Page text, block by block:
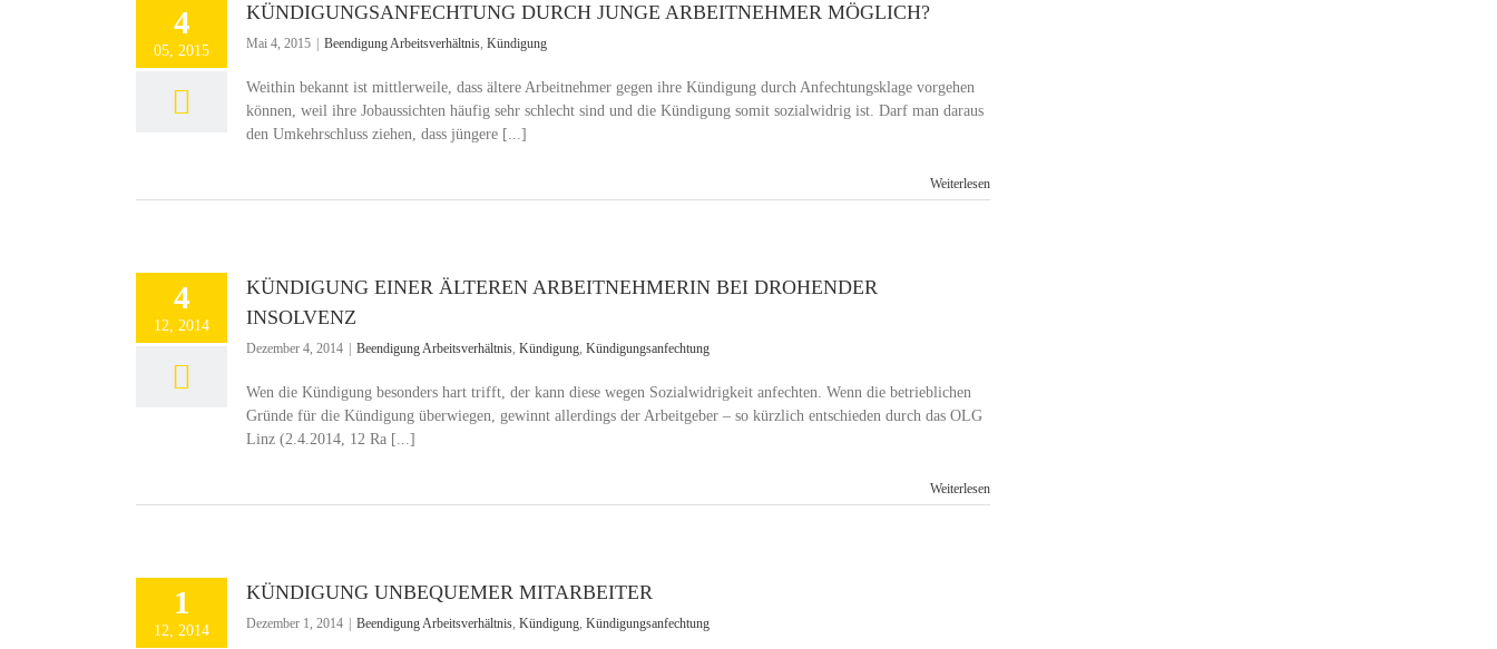
4
05, 2015
KÜNDIGUNGSANFECHTUNG DURCH JUNGE ARBEITNEHMER MÖGLICH?
Mai 4, 2015 Beendigung Arbeitsverhältnis, Kündigung
Weithin bekannt ist mittlerweile, dass ältere Arbeitnehmer gegen ihre Kündigung durch Anfechtungsklage vorgehen
können, weil ihre Jobaussichten häufig sehr schlecht sind und die Kündigung somit sozialwidrig ist. Darf man daraus
den Umkehrschluss ziehen, dass jüngere [...]
Weiterlesen
4
12, 2014
KÜNDIGUNG EINER ÄLTEREN ARBEITNEHMERIN BEI DROHENDER
INSOLVENZ
Dezember 4, 2014 Beendigung Arbeitsverhältnis, Kündigung, Kündigungsanfechtung
Wen die Kündigung besonders hart trifft, der kann diese wegen Sozialwidrigkeit anfechten. Wenn die betrieblichen
Gründe für die Kündigung überwiegen, gewinnt allerdings der Arbeitgeber – so kürzlich entschieden durch das OLG
Linz (2.4.2014, 12 Ra [...]
Weiterlesen
1
12, 2014
KÜNDIGUNG UNBEQUEMER MITARBEITER
Dezember 1, 2014 Beendigung Arbeitsverhältnis, Kündigung, Kündigungsanfechtung